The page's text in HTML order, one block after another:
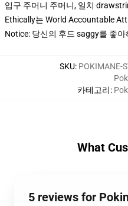
입구 주머니 주머니, 일치
Ethically는 World Accountable
Notice: 당신의 후드 saggy를 좋아
SKU: POKIMANE-
카테고리:
What
5 reviews for